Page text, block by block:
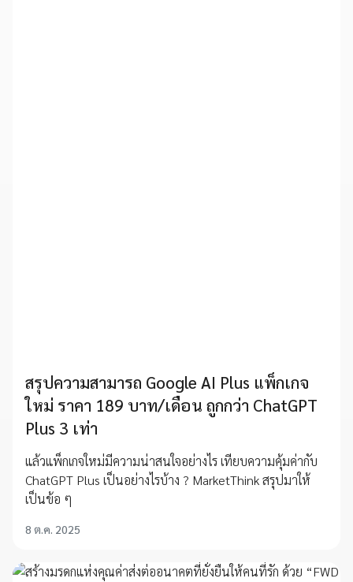
สรุปความสามารถ Google AI Plus แพ็กเกจ
ใหม่ ราคา 189 บาท/เดือน ถูกกว่า ChatGPT
Plus 3 เท่า
แล้วแพ็กเกจใหม่มีความน่าสนใจอย่างไร เทียบความคุ้มค่ากับ
ChatGPT Plus เป็นอย่างไรบ้าง ? MarketThink สรุปมาให้
เป็นข้อ ๆ
8 ต.ค. 2025